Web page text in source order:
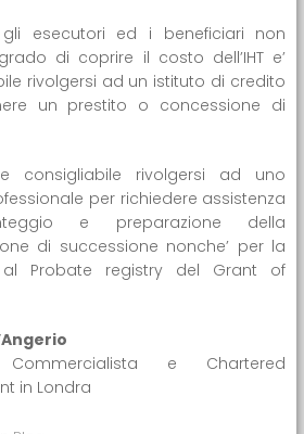
gli esecutori ed i beneficiari non
di coprire il costo dell’IHT e’
rivolgersi ad un istituto di credito
un prestito o concessione di
consigliabile rivolgersi ad uno
per richiedere assistenza
e preparazione della
di successione nonche’ per la
al Probate registry del Grant of
e Chartered
in Londra